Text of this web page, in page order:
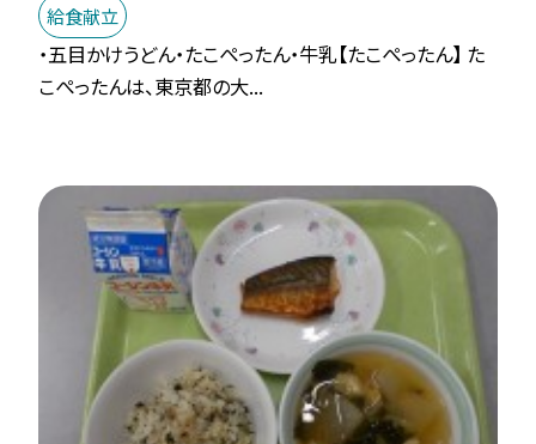
給食献立
・五目かけうどん・たこぺったん・牛乳【たこぺったん】 た
こぺったんは、東京都の大...